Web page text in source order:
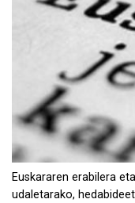
Euskararen erabilera
udaletarako,